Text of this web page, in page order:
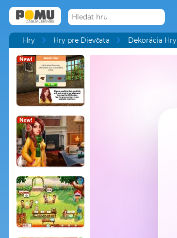
Hry Hry pre Dievčata Dekorácia Hry